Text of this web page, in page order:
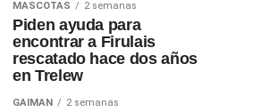
MASCOTAS 2 semanas
Piden ayuda para
encontrar a Firulais
rescatado hace dos años
en Trelew
GAIMAN 2 semanas